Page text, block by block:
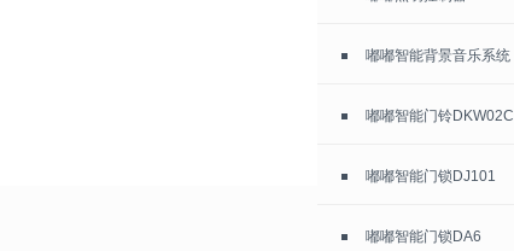
嘟嘟智能背景音乐系统
嘟嘟智能门铃DKW02C
嘟嘟智能门锁DJ101
嘟嘟智能门锁DA6